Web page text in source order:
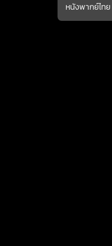
หนังพากย์ไทย